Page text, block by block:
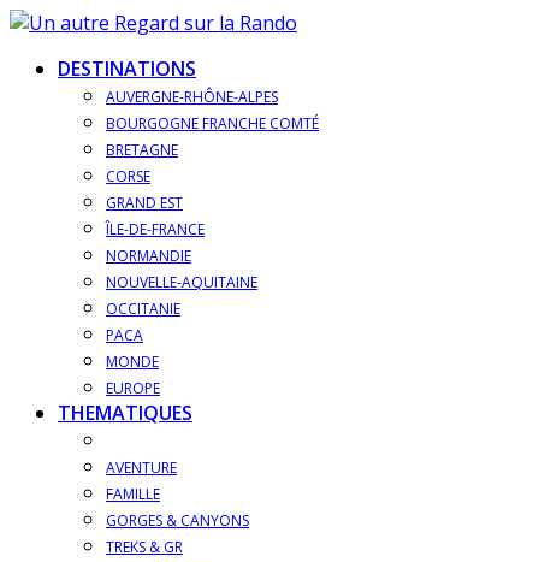
DESTINATIONS
AUVERGNE-RHÔNE-ALPES
BOURGOGNE FRANCHE COMTÉ
BRETAGNE
CORSE
GRAND EST
ÎLE-DE-FRANCE
NORMANDIE
NOUVELLE-AQUITAINE
OCCITANIE
PACA
MONDE
EUROPE
THEMATIQUES
AVENTURE
FAMILLE
GORGES & CANYONS
TREKS & GR